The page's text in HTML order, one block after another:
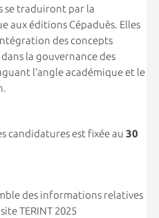
se traduiront par la
aux éditions Cépaduès. Elles
des concepts
la gouvernance des
l’angle académique et le
candidatures est fixée au 30
des informations relatives
TERINT 2025